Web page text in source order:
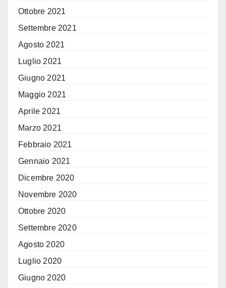
Ottobre 2021
Settembre 2021
Agosto 2021
Luglio 2021
Giugno 2021
Maggio 2021
Aprile 2021
Marzo 2021
Febbraio 2021
Gennaio 2021
Dicembre 2020
Novembre 2020
Ottobre 2020
Settembre 2020
Agosto 2020
Luglio 2020
Giugno 2020